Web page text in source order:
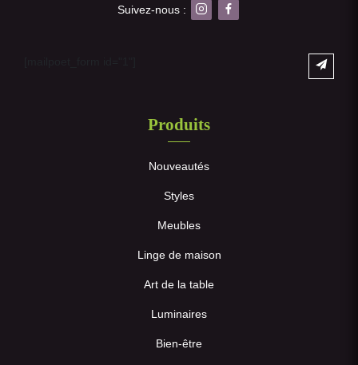
Suivez-nous :
Produits
Nouveautés
Styles
Meubles
Linge de maison
Art de la table
Luminaires
Bien-être